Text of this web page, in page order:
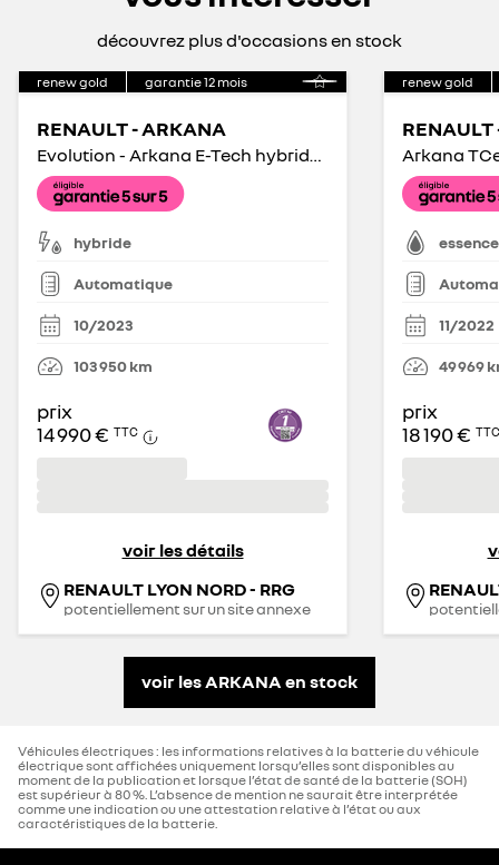
découvrez plus d'occasions en stock
renew gold garantie12 mois
RENAULT - ARKANA
Evolution - Arkana E-Tech hybride 145 - 22
hybride
Automatique
10/2023
103 950km
prix
14 990 € TTC
voir les détails
RENAULT LYON NORD - RRG
potentiellement sur un site annexe
renew gold
essence
11/2022
49 969
prix
18 190 € TTC
voir les ARKANA en stock
Véhicules électriques : les informations relatives à la batterie du véhicule
électrique sont affichées uniquement lorsqu’elles sont disponibles au
moment de la publication et lorsque l’état de santé de la batterie (SOH)
est supérieur à 80 %. L’absence de mention ne saurait être interprétée
comme une indication ou une attestation relative à l’état ou aux
caractéristiques de la batterie.